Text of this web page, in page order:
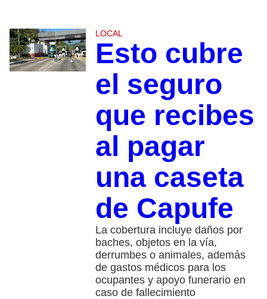
LOCAL
Esto cubre
el seguro
que recibes
al pagar
una caseta
de Capufe
La cobertura incluye daños por
baches, objetos en la vía,
derrumbes o animales, además
de gastos médicos para los
ocupantes y apoyo funerario en
caso de fallecimiento